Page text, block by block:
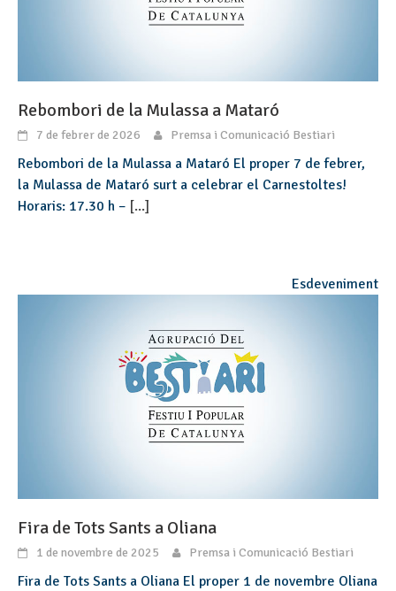
Rebombori de la Mulassa a Mataró
7 de febrer de 2026 Premsa i Comunicació Bestiari
Rebombori de la Mulassa a Mataró El proper 7 de febrer,
la Mulassa de Mataró surt a celebrar el Carnestoltes!
Horaris: 17.30 h – [...]
Esdeveniment
Fira de Tots Sants a Oliana
1 de novembre de 2025 Premsa i Comunicació Bestiari
Fira de Tots Sants a Oliana El proper 1 de novembre Oliana